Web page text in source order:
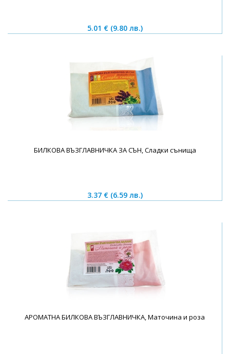
5.01 € (9.80 лв.)
БИЛКОВА ВЪЗГЛАВНИЧКА ЗА СЪН, Сладки сънища
3.37 € (6.59 лв.)
АРОМАТНА БИЛКОВА ВЪЗГЛАВНИЧКА, Маточина и роза